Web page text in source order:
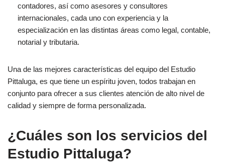
contadores, así como asesores y consultores
internacionales, cada uno con experiencia y la
especialización en las distintas áreas como legal, contable,
notarial y tributaria.
Una de las mejores características del equipo del Estudio
Pittaluga, es que tiene un espíritu joven, todos trabajan en
conjunto para ofrecer a sus clientes atención de alto nivel de
calidad y siempre de forma personalizada.
¿Cuáles son los servicios del
Estudio Pittaluga?